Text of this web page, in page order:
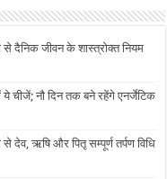
से दैनिक जीवन के शास्त्रोक्त नियम
ये चीजें; नौ दिन तक बने रहेंगे एनर्जेटिक
देव, ऋषि और पितृ सम्पूर्ण तर्पण विधि